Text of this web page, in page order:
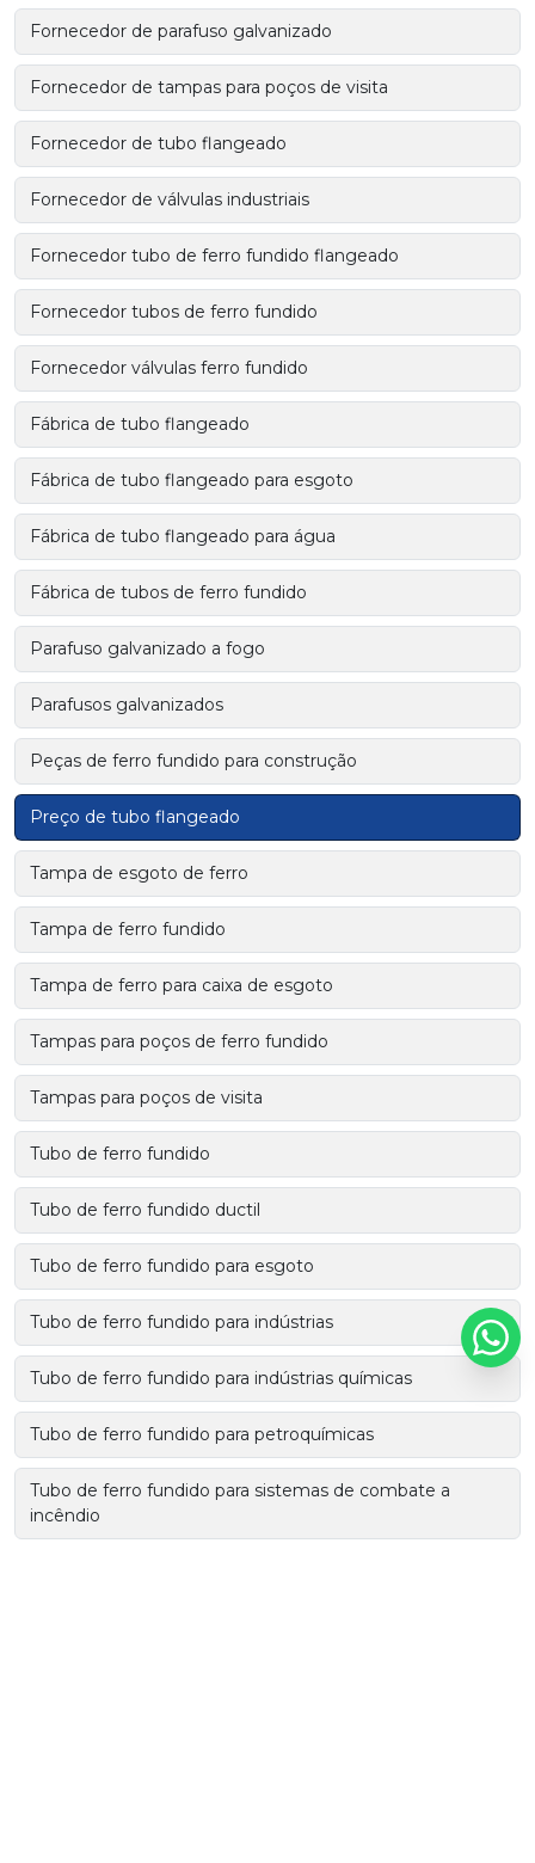
Fornecedor de parafuso galvanizado
Fornecedor de tampas para poços de visita
Fornecedor de tubo flangeado
Fornecedor de válvulas industriais
Fornecedor tubo de ferro fundido flangeado
Fornecedor tubos de ferro fundido
Fornecedor válvulas ferro fundido
Fábrica de tubo flangeado
Fábrica de tubo flangeado para esgoto
Fábrica de tubo flangeado para água
Fábrica de tubos de ferro fundido
Parafuso galvanizado a fogo
Parafusos galvanizados
Peças de ferro fundido para construção
Preço de tubo flangeado
Tampa de esgoto de ferro
Tampa de ferro fundido
Tampa de ferro para caixa de esgoto
Tampas para poços de ferro fundido
Tampas para poços de visita
Tubo de ferro fundido
Tubo de ferro fundido ductil
Tubo de ferro fundido para esgoto
Tubo de ferro fundido para indústrias
Tubo de ferro fundido para indústrias químicas
Tubo de ferro fundido para petroquímicas
Tubo de ferro fundido para sistemas de combate a
incêndio